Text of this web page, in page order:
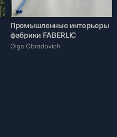
Промышленные интерьеры
фабрики FABERLIC
Olga Obradovich